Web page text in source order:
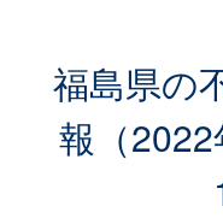
福島県の
報（